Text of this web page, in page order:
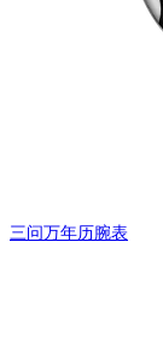
三问万年历腕表